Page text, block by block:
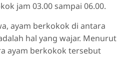
jam 03.00 sampai 06.00.
ayam berkokok di antara
hal yang wajar. Menurut
ayam berkokok tersebut